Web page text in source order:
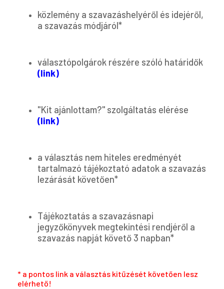
közlemény a szavazáshelyéről és idejéről,
a szavazás módjáról*
választópolgárok részére szóló határidők
(link)
"Kit ajánlottam?" szolgáltatás elérése
(link)
a választás nem hiteles eredményét
tartalmazó tájékoztató adatok a szavazás
lezárását követően*
Tájékoztatás a szavazásnapi
jegyzőkönyvek megtekintési rendjéről a
szavazás napját követő 3 napban*
* a pontos link a választás kitűzését követően lesz
elérhető!